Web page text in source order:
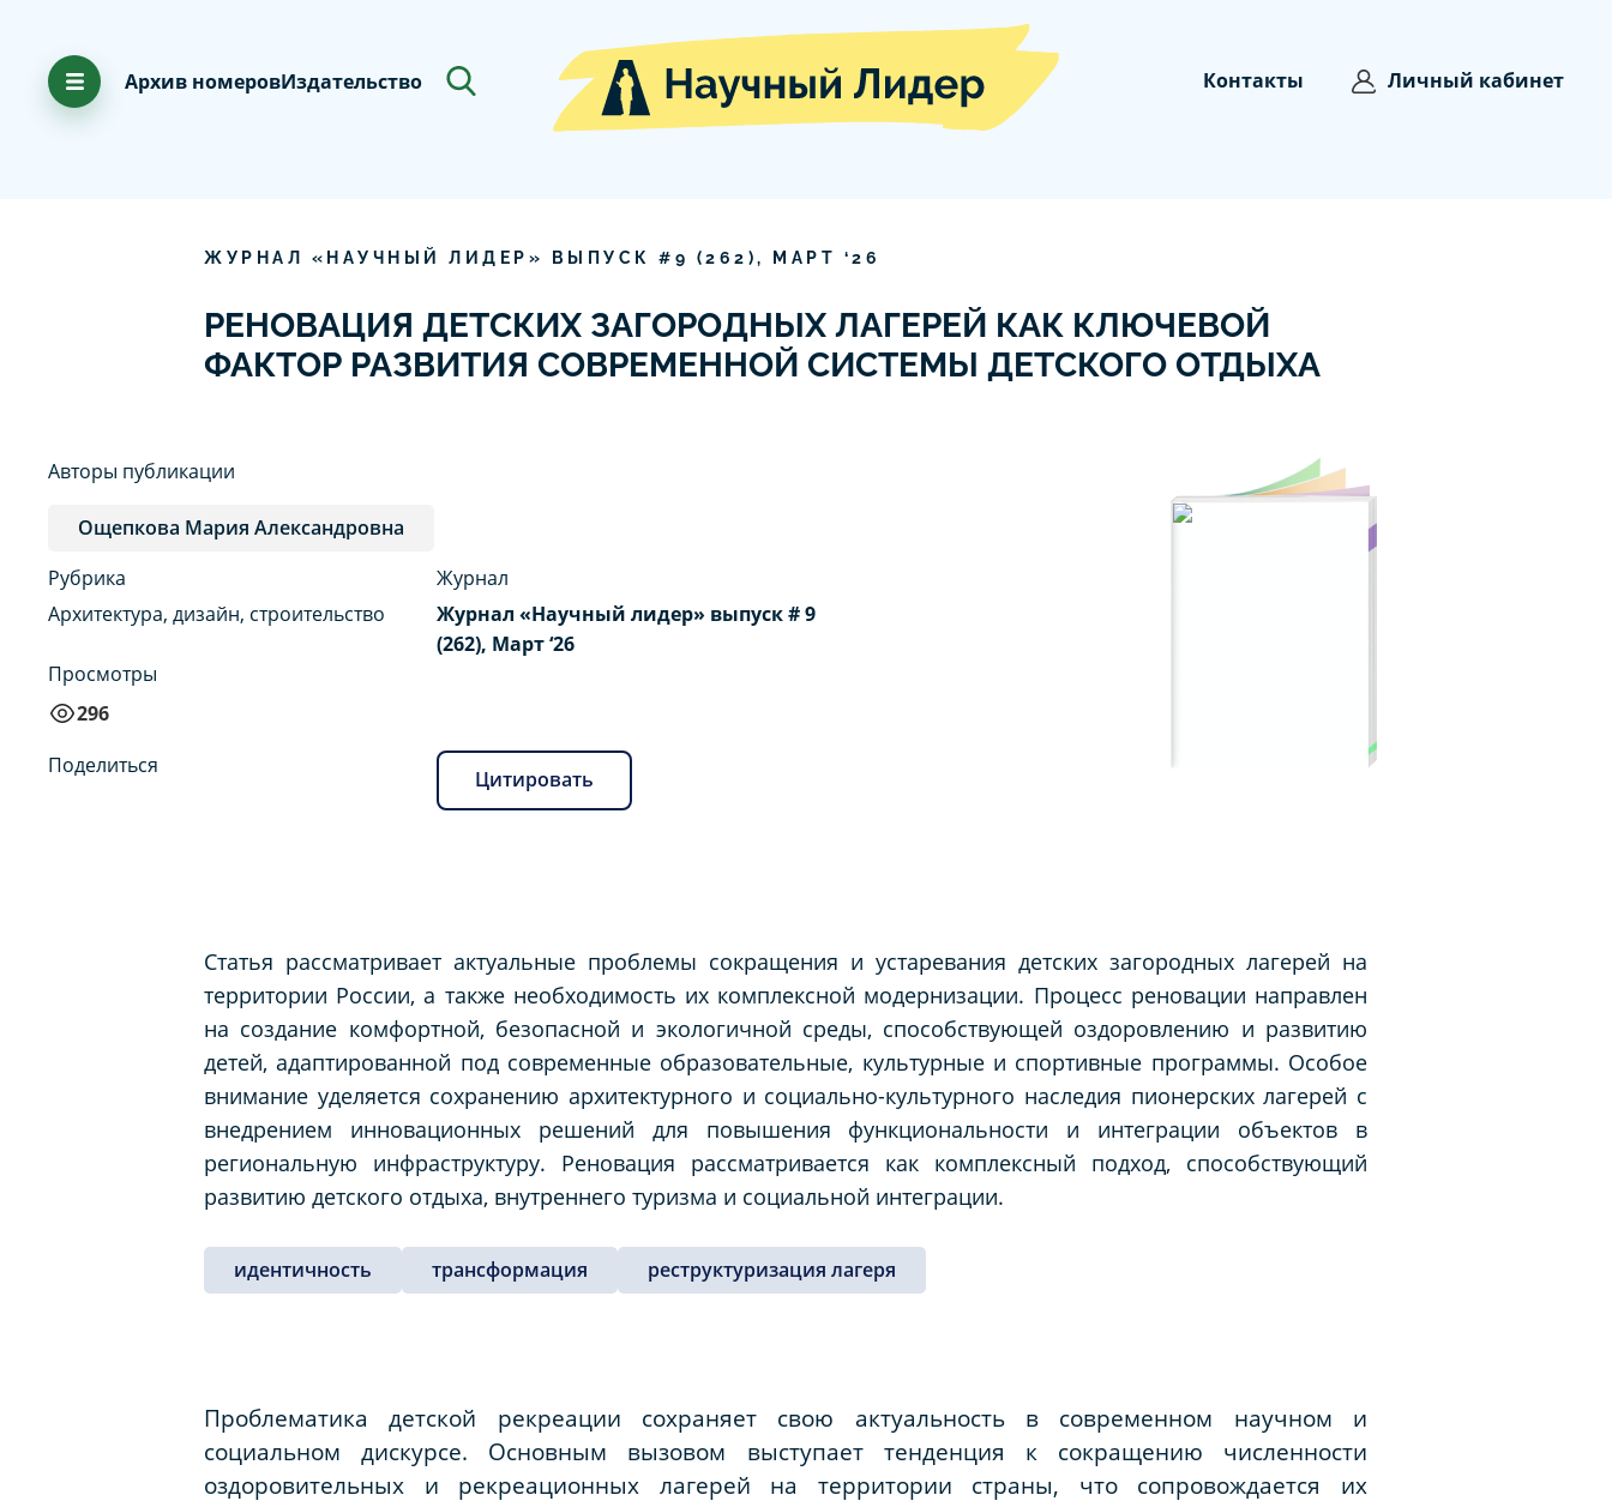
Архив номеровИздательство Контакты Личный кабинет
ЖУРНАЛ «НАУЧНЫЙ ЛИДЕР» ВЫПУСК # 9 (262 ), МАРТ ‘26
РЕНОВАЦИЯ ДЕТСКИХ ЗАГОРОДНЫХ ЛАГЕРЕЙ КАК КЛЮЧЕВОЙ
ФАКТОР РАЗВИТИЯ СОВРЕМЕННОЙ СИСТЕМЫ ДЕТСКОГО ОТДЫХА
Авторы публикации
Ощепкова Мария Александровна
Рубрика
Архитектура, дизайн, строительство
Просмотры
296
Журнал
Журнал «Научный лидер» выпуск # 9
(262), Март ‘26
Поделиться
Цитировать
Статья рассматривает актуальные проблемы сокращения и устаревания детских загородных лагерей на
территории России, а также необходимость их комплексной модернизации. Процесс реновации направлен
на создание комфортной, безопасной и экологичной среды, способствующей оздоровлению и развитию
детей, адаптированной под современные образовательные, культурные и спортивные программы. Особое
внимание уделяется сохранению архитектурного и социально-культурного наследия пионерских лагерей с
внедрением инновационных решений для повышения функциональности и интеграции объектов в
региональную инфраструктуру. Реновация рассматривается как комплексный подход, способствующий
развитию детского отдыха, внутреннего туризма и социальной интеграции.
идентичность трансформация реструктуризация лагеря
Проблематика детской рекреации сохраняет свою актуальность в современном научном и
социальном дискурсе. Основным вызовом выступает тенденция к сокращению численности
оздоровительных и рекреационных лагерей на территории страны, что сопровождается их